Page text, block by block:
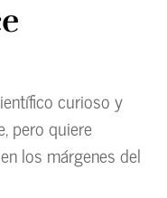
curioso y
pero quiere
los márgenes del